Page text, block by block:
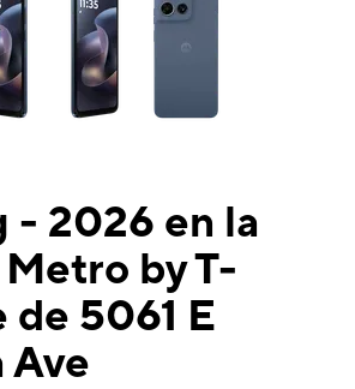
- 2026 en la
by T-
de 5061 E
Ave